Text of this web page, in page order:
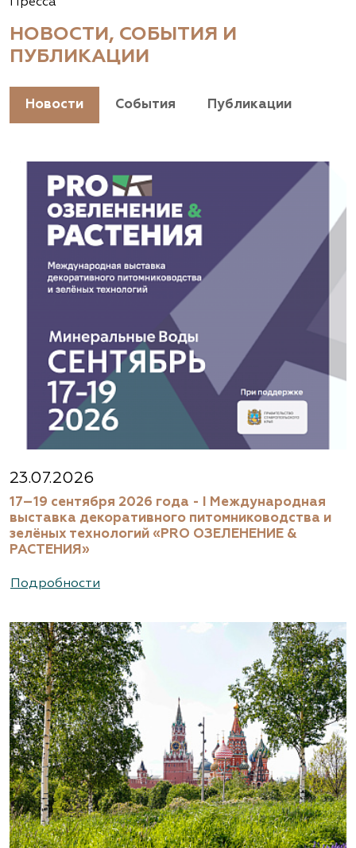
НОВОСТИ, СОБЫТИЯ И
ПУБЛИКАЦИИ
Новости События Публикации
23.07.2026
17–19 сентября 2026 года - I Международная
выставка декоративного питомниководства и
зелёных технологий «PRO ОЗЕЛЕНЕНИЕ &
РАСТЕНИЯ»
Подробности